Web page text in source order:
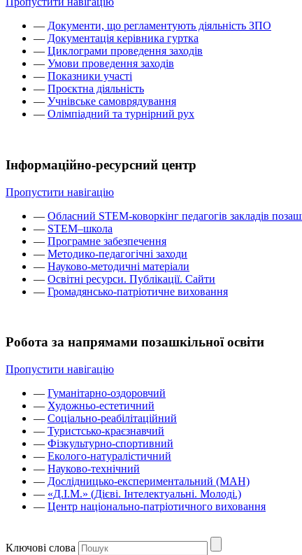
— Документи, що регламентують діяльність ЗПО
— Документація керівника гуртка
— Циклограми проведення заходів
— Умови проведення заходів
— Показники участі
— Проєктна діяльність
— Учнівське самоврядування
— Олімпіадний та турнірний рух
Інформаційно-ресурсний центр
Пропустити навігацію
— Обласний STEM-коворкінг педагогів закладів
— STEM–школа
— Програмне забезпечення
— Методико-педагогічні заходи
— Науково-методичні матеріали
— Освітні ресурси. Публікації. Сайти
— Громадянсько-патріотичне виховання
Робота за напрямами позашкільної освіти
Пропустити навігацію
— Гуманітарно-оздоровчий
— Художньо-естетичний
— Соціально-реабілітаційний
— Туристсько-краєзнавчий
— Фізкультурно-спортивний
— Еколого-натуралістичний
— Науково-технічний
— Дослідницько-експериментальний (МАН)
— «Д.І.М.» (Дієві. Інтелектуальні. Молоді.)
— Центр національно-патріотичного виховання
Ключові слова